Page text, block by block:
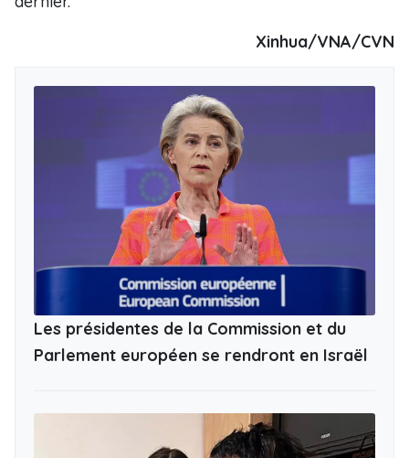
Xinhua/VNA/CVN
Les présidentes de la Commission et du
Parlement européen se rendront en Israël